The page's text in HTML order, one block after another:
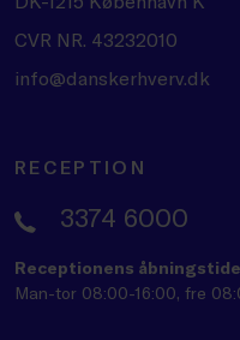
CVR NR. 43232010
info@danskerhverv.dk
RECEPTION
3374 6000
Receptionens
Man-tor 08:00-16:00, fre